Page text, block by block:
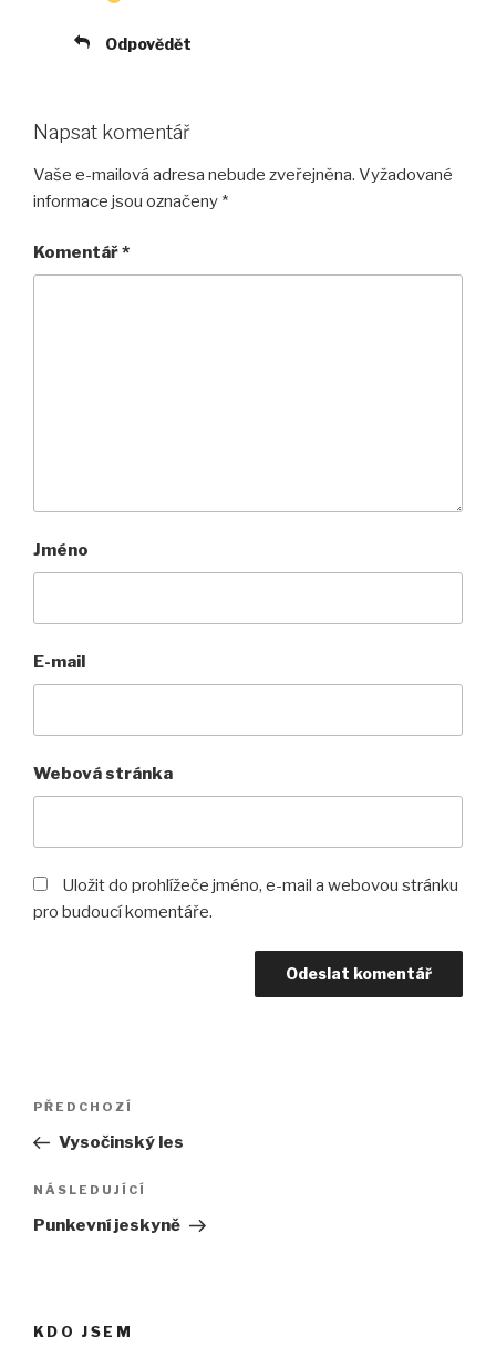
Odpovědět
Napsat komentář
Vaše e-mailová adresa nebude zveřejněna. Vyžadované
informace jsou označeny *
Komentář*
Jméno
E-mail
Webová stránka
Uložit do prohlížeče jméno, e-mail a webovou stránku
pro budoucí komentáře.
Navigace
příspěvek
Předchozí
příspěvek
PŘEDCHOZÍ
Vysočinský les
Následující
příspěvek
NÁSLEDUJÍCÍ
Punkevní jeskyně
KDO JSEM